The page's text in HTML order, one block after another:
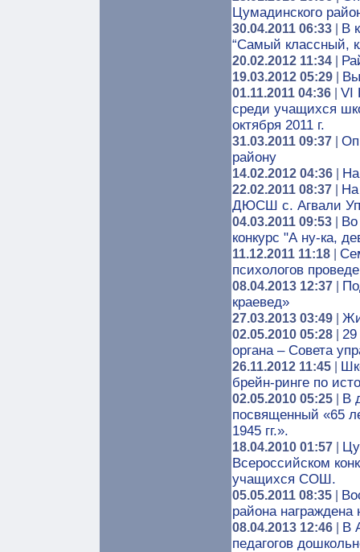
Цумадинского
30.04.2011 06:33
В
“Самый классный,
20.02.2012 11:34
19.03.2012 05:29
01.11.2011 04:36
VI
среди учащихся
октября 2011 г.
31.03.2011 09:37
району
14.02.2012 04:36
22.02.2011 08:37
На
ДЮСШ с. Агвали
04.03.2011 09:53
Во
конкурс "А ну-ка,
11.12.2011 11:18
психологов
08.04.2013 12:37
краевед»
27.03.2013 03:49
02.05.2010 05:28
29
органа – Совета
26.11.2012 11:45
брейн-ринге по
02.05.2010 05:25
В
посвященный «65
1945 гг.».
18.04.2010 01:57
Всероссийском
учащихся СОШ.
05.05.2011 08:35
района награждена
08.04.2013 12:46
В
педагогов